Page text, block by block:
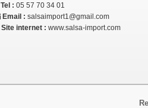
Tel : 05 57 70 34 01
Email : salsaimport1@gmail.com
Site internet : www.salsa-import.com